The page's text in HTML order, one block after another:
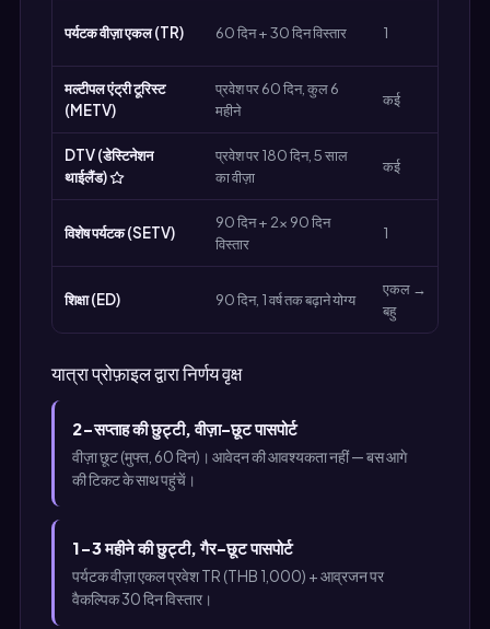
पर्यटक वीज़ा एकल (TR) 60 दिन + 30 दिन विस्तार 1
मल्टीपल एंट्री टूरिस्ट
(METV)
प्रवेश पर 60 दिन, कुल 6
महीने
कई
DTV (डेस्टिनेशन
थाईलैंड)
प्रवेश पर 180 दिन, 5 साल
का वीज़ा
कई
विशेष पर्यटक (SETV)
90 दिन + 2× 90 दिन
विस्तार
1
शिक्षा (ED) 90 दिन, 1 वर्ष तक बढ़ाने योग्य
एकल →
बहु
यात्रा प्रोफ़ाइल द्वारा निर्णय वृक्ष
2-सप्ताह की छुट्टी, वीज़ा-छूट पासपोर्ट
वीज़ा छूट (मुफ्त, 60 दिन)। आवेदन की आवश्यकता नहीं — बस आगे
की टिकट के साथ पहुंचें।
1-3 महीने की छुट्टी, गैर-छूट पासपोर्ट
पर्यटक वीज़ा एकल प्रवेश TR (THB 1,000) + आव्रजन पर
वैकल्पिक 30 दिन विस्तार।